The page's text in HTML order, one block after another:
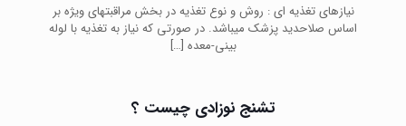
نیازهای تغذیه­ ای : روش و نوع تغذیه در بخش مراقبت­های ویژه بر
اساس صلاحدید پزشک می­باشد. در صورتی که نیاز به تغذیه با لوله
بینی-معده […]
تشنج نوزادی چیست ؟